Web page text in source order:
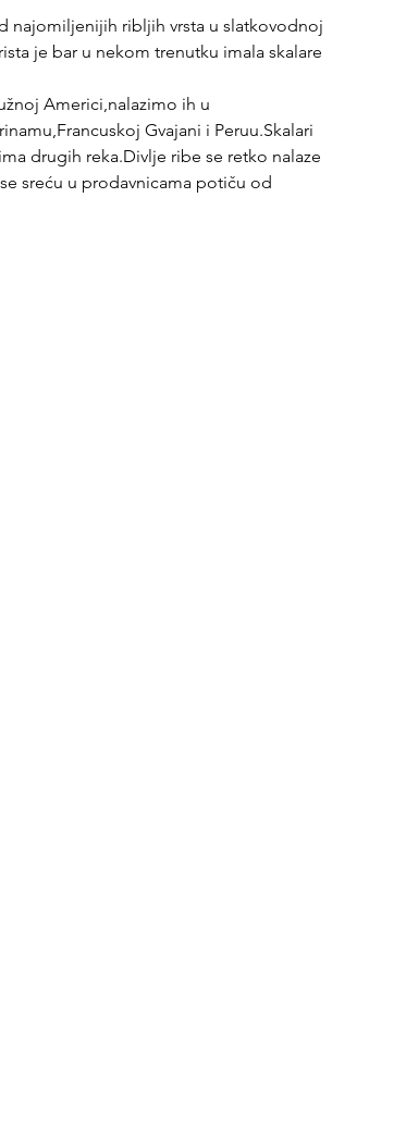
najomiljenijih ribljih vrsta u slatkovodnoj
je bar u nekom trenutku imala skalare
Americi,nalazimo ih u
Gvajani i Peruu.Skalari
drugih reka.Divlje ribe se retko nalaze
sreću u prodavnicama potiču od